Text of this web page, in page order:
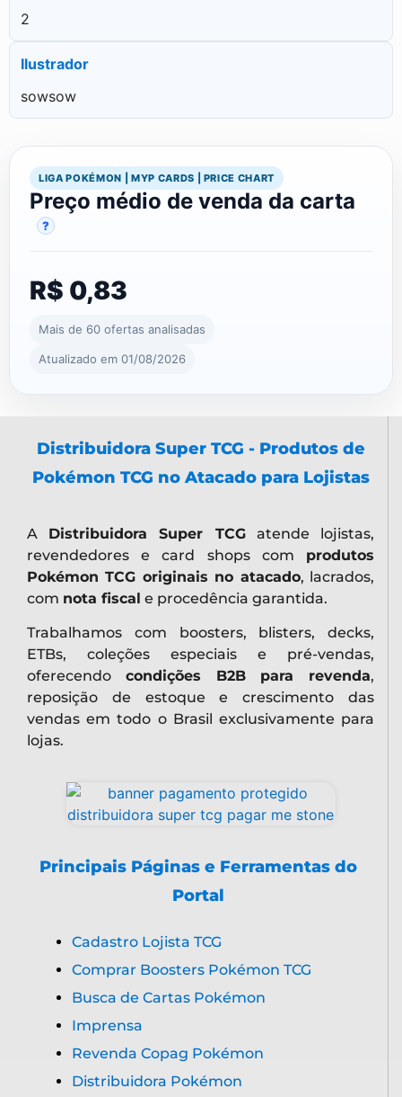
2
Ilustrador
sowsow
LIGA POKÉMON | MYP CARDS | PRICE CHART
Preço médio de venda da carta
?
R$ 0,83
Mais de 60 ofertas analisadas
Atualizado em 01/08/2026
Distribuidora Super TCG - Produtos de
Pokémon TCG no Atacado para Lojistas
A Distribuidora Super TCGatende lojistas,
revendedores e card shops com produtos
Pokémon TCG originais no atacado, lacrados,
com nota fiscal e procedência garantida.
Trabalhamos com boosters, blisters, decks,
ETBs, coleções especiais e pré-vendas,
oferecendo condições B2B para revenda,
reposição de estoque e crescimento das
vendas em todo o Brasil exclusivamente para
lojas.
Principais Páginas e Ferramentas do
Portal
Cadastro Lojista TCG
Comprar Boosters Pokémon TCG
Busca de Cartas Pokémon
Imprensa
Revenda Copag Pokémon
Distribuidora Pokémon